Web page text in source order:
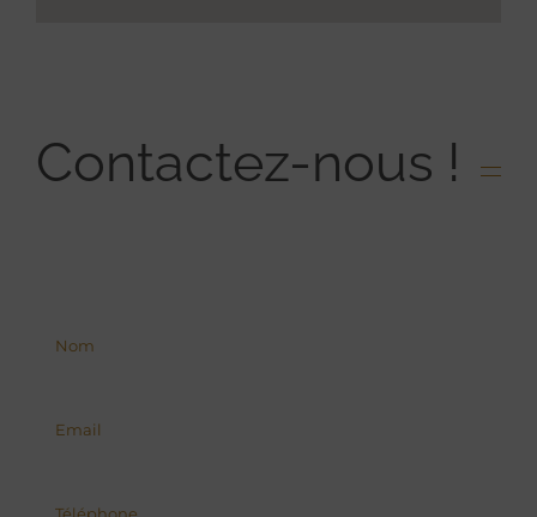
Contactez-nous !